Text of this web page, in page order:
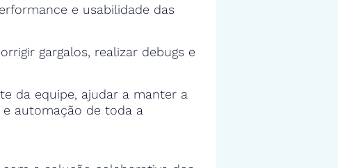
e usabilidade das
gargalos, realizar debugs e
da equipe, ajudar a manter a
e automação de toda a